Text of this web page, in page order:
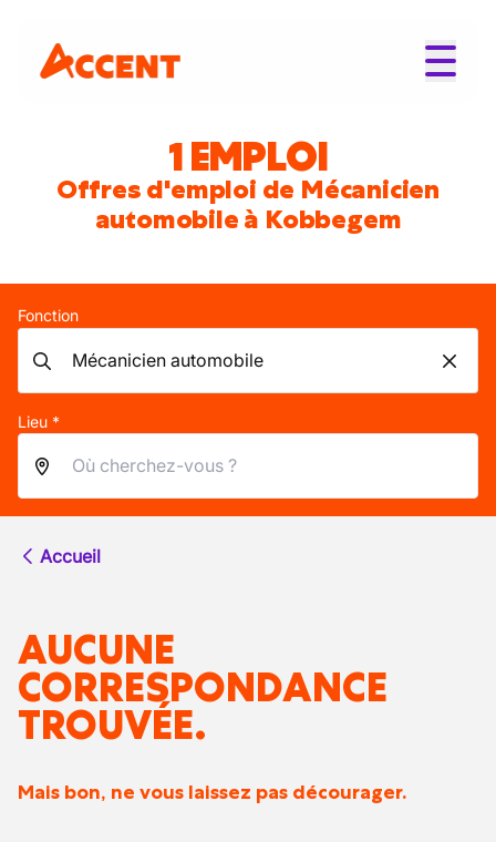
1 EMPLOI
Offres d'emploi de Mécanicien
automobile à Kobbegem
Fonction
Lieu *
Accueil
AUCUNE
CORRESPONDANCE
TROUVÉE.
Mais bon, ne vous laissez pas décourager.